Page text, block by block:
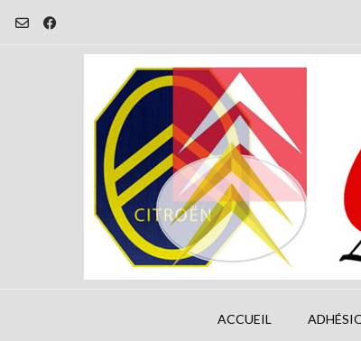
ACCUEIL